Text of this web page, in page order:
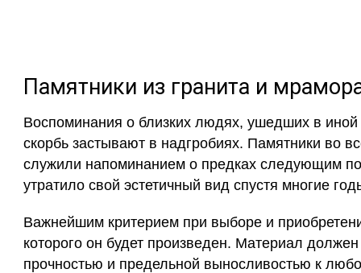
Памятники из гранита и
Воспоминания о близких людях, ушедших в
скорбь застывают в надгробиях. Памятники во
служили напоминанием о предках следующим
утратило свой эстетичный вид спустя многие
Важнейшим критерием при выборе и
которого он будет произведен. Материал
прочностью и предельной выносливостью к